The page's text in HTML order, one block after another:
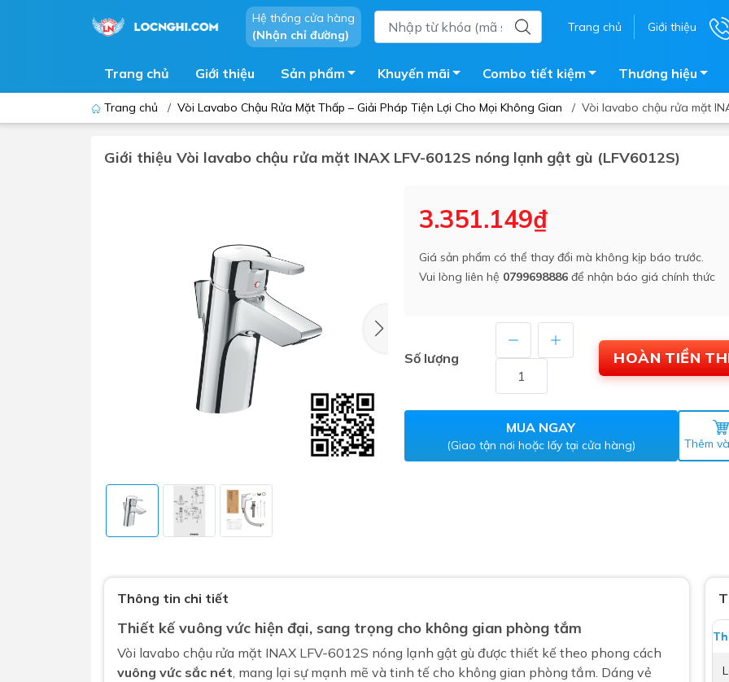
Hệ thống cửa hàng
(Nhận chỉ đường)
Trang chủ Giới thiệu
Trang chủ Giới thiệu Sản phẩm
Vòi chậu - vòi hồ - vòi gắn tường
Lavabo tủ - Lavabo kính
Máy tắm nước nóng điện
Chậu giặt
Sen tắm âm tường
Bồn bảo ôn
Bồn nhựa tự hoại
Vòi pha nóng lạnh
Vật tư
Máy nước nóng gián tiếp
Gương nhà vệ sinh - nhà tắm
Máy sấy tay
Nắp bồn cầu
Nắp điện tử
chọn
Combo thiết bị vệ sinh chính hãng
Combo Máy nước nóng năng lượng
mặt trời
Khuyến mãi Combo tiết kiệm Thương hiệu
Trang chủ / Vòi Lavabo Chậu Rửa Mặt Thấp – Giải Pháp Tiện Lợi Cho Mọi Không Gian / Vòi lavabo chậu rửa mặt
Giới thiệu Vòi lavabo chậu rửa mặt INAX LFV-6012S nóng lạnh gật gù (LFV6012S)
3.351.149₫
Giá sản phẩm có thể thay đổi mà không kịp báo trước.
Vui lòng liên hệ 0799698886 để nhận báo giá chính thức
Số lượng HOÀN TIỀN
MUA NGAY
(Giao tận nơi hoặc lấy tại cửa hàng) Thêm
Thông tin chi tiết
Thiết kế vuông vức hiện đại, sang trọng cho không gian phòng tắm
Vòi lavabo chậu rửa mặt INAX LFV-6012S nóng lạnh gật gù được thiết kế theo phong cách
vuông vức sắc nét, mang lại sự mạnh mẽ và tinh tế cho không gian phòng tắm. Dáng vẻ